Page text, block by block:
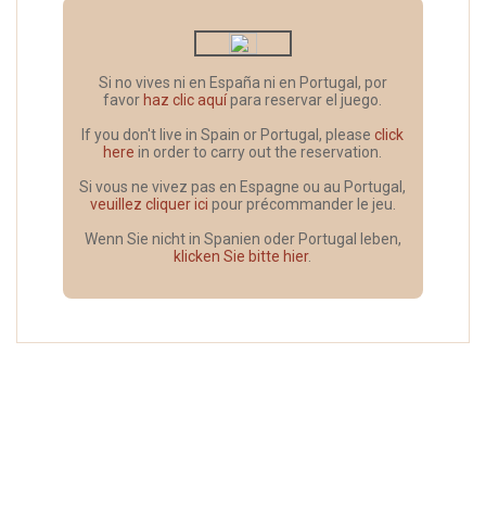
Si no vives ni en España ni en Portugal, por
favor haz clic aquípara reservar el juego.
If you don't live in Spain or Portugal, pleaseclick
here in order to carry out the reservation.
Si vous ne vivez pas en Espagne ou au Portugal,
veuillez cliquer ici pour précommander le jeu.
Wenn Sie nicht in Spanien oder Portugal leben,
klicken Sie bitte hier.